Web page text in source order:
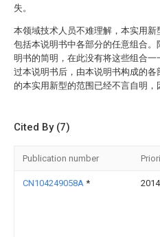
失。
本领域技术人员不难理解，本实用新
包括本说明书中各部分的任意组合。
明书的简明，在此没有将这些组合一
过本说明书后，由本说明书构成的各
的本实用新型的范围已经不言自明，
Cited By (7)
Publication number
CN104249058A *